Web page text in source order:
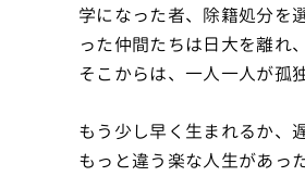
学になった者、除籍処分を
った仲間たちは日大を離れ
そこからは、一人一人が孤
もう少し早く生まれるか、
もっと違う楽な人生があっ